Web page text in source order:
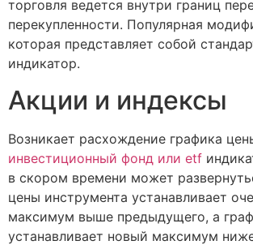
торговля ведется внутри границ
перекупленности. Популярная
которая представляет собой
индикатор.
Акции и индексы
Возникает расхождение графика
инвестиционный фонд или etf
в скором времени может
цены инструмента устанавливает
максимум выше предыдущего, а
устанавливает новый максимум